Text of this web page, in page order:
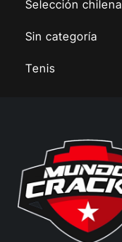
Selección chilena
Sin categoría
Tenis